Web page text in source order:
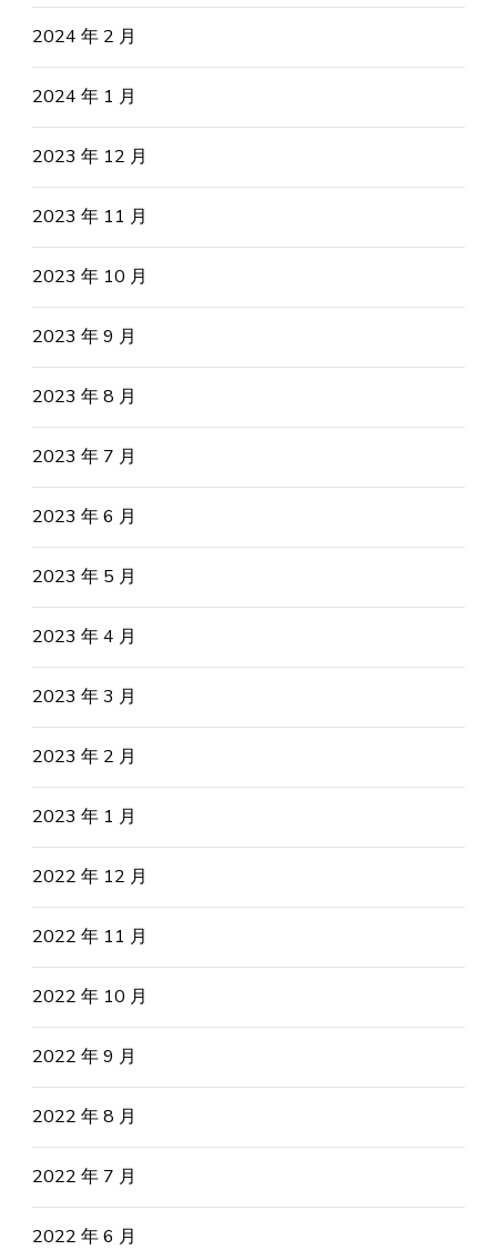
2024 年 2 月
2024 年 1 月
2023 年 12 月
2023 年 11 月
2023 年 10 月
2023 年 9 月
2023 年 8 月
2023 年 7 月
2023 年 6 月
2023 年 5 月
2023 年 4 月
2023 年 3 月
2023 年 2 月
2023 年 1 月
2022 年 12 月
2022 年 11 月
2022 年 10 月
2022 年 9 月
2022 年 8 月
2022 年 7 月
2022 年 6 月